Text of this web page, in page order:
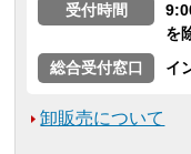
受付時間
を
総合受付窓口
イ
卸販売について